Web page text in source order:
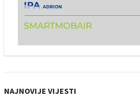
NAJNOVIJE VIJESTI